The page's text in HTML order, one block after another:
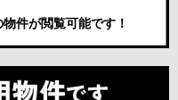
件が閲覧可能です！